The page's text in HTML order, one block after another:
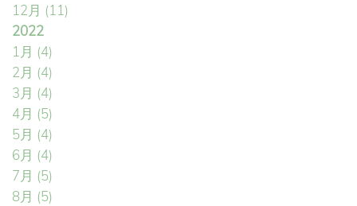
12月 (11)
2022
1月 (4)
2月 (4)
3月 (4)
4月 (5)
5月 (4)
6月 (4)
7月 (5)
8月 (5)